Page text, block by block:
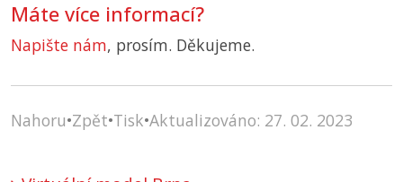
Máte více informací?
Napište nám, prosím. Děkujeme.
Nahoru•Zpět•Tisk•Aktualizováno: 27. 02. 2023